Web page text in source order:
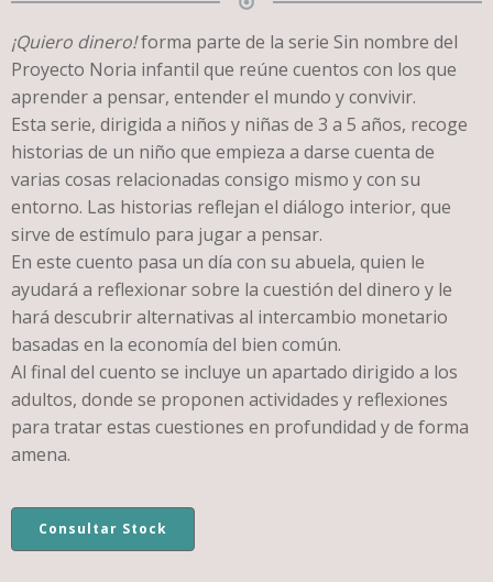
¡Quiero dinero!forma parte de la serie Sin nombre del
Proyecto Noria infantil que reúne cuentos con los que
aprender a pensar, entender el mundo y convivir.
Esta serie, dirigida a niños y niñas de 3 a 5 años, recoge
historias de un niño que empieza a darse cuenta de
varias cosas relacionadas consigo mismo y con su
entorno. Las historias reflejan el diálogo interior, que
sirve de estímulo para jugar a pensar.
En este cuento pasa un día con su abuela, quien le
ayudará a reflexionar sobre la cuestión del dinero y le
hará descubrir alternativas al intercambio monetario
basadas en la economía del bien común.
Al final del cuento se incluye un apartado dirigido a los
adultos, donde se proponen actividades y reflexiones
para tratar estas cuestiones en profundidad y de forma
amena.
Consultar Stock